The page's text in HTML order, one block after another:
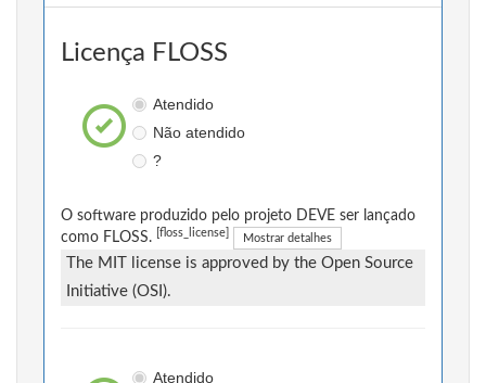
Licença FLOSS
Atendido
Não atendido
?
O software produzido pelo projeto DEVE ser lançado
como FLOSS.
[floss_license] Mostrar detalhes
The MIT license is approved by the Open Source
Initiative (OSI).
Atendido